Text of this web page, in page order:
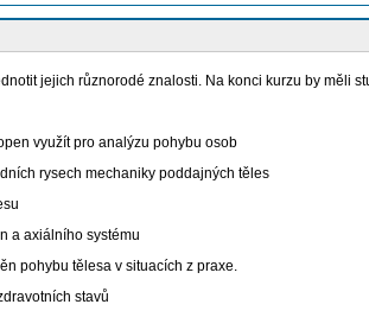
jejich různorodé znalosti. Na konci kurzu by měli
využít pro analýzu pohybu osob
rysech mechaniky poddajných těles
a axiálního systému
pohybu tělesa v situacích z praxe.
stavů